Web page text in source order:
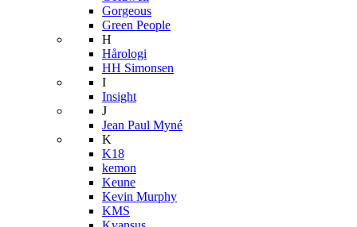
Gorgeous
Green People
H
Hårologi
HH Simonsen
I
Insight
J
Jean Paul Myné
K
K18
kemon
Keune
Kevin Murphy
KMS